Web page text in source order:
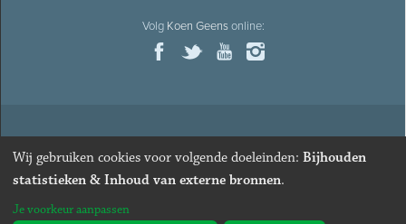
Volg Koen Geensonline:
© 2026Oud-minister en ere-volksvertegenwoordiger Koen
· Alle rechten voorbehouden · Cookies wijzigen
Webdesign&website ontwikkelingdoor Zenjoy in Leuven
Wij gebruiken cookies voor volgende doeleinden: Bijhouden
statistieken & Inhoud van externe bronnen.
Je voorkeur aanpassen